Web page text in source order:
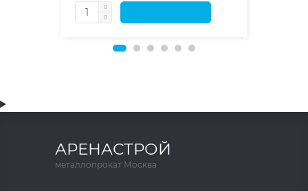
АРЕНАСТРОЙ
металлопрокат Москва